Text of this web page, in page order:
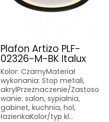
Plafon Artizo PLF-
02326-M-BK Italux
Kolor: CzarnyMateriał
wykonania: Stop metali,
akrylPrzeznaczenie/Zastoso
wanie: salon, sypialnia,
gabinet, kuchnia, hol,
łazienkaKolor/typ kl...